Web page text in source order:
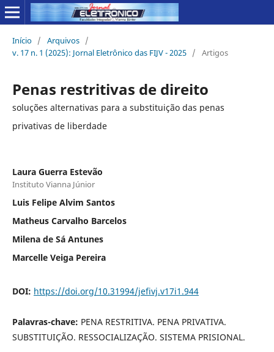
Início / Arquivos /
v. 17 n. 1 (2025): Jornal Eletrônico das FIJV - 2025 / Artigos
Penas restritivas de direito
soluções alternativas para a substituição das penas
privativas de liberdade
Laura Guerra Estevão
Instituto Vianna Júnior
Luis Felipe Alvim Santos
Matheus Carvalho Barcelos
Milena de Sá Antunes
Marcelle Veiga Pereira
DOI: https://doi.org/10.31994/jefivj.v17i1.944
Palavras-chave: PENA RESTRITIVA. PENA PRIVATIVA.
SUBSTITUIÇÃO. RESSOCIALIZAÇÃO. SISTEMA PRISIONAL.